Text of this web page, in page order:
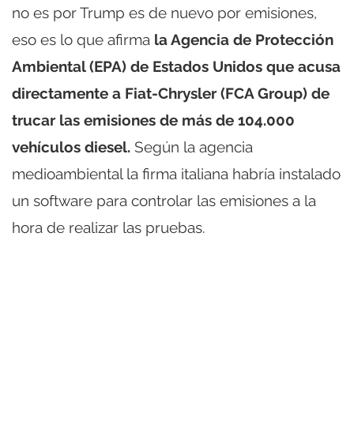
no es por Trump es de nuevo por emisiones,
eso es lo que afirma la Agencia de Protección
Ambiental (EPA) de Estados Unidos que acusa
directamente a Fiat-Chrysler (FCA Group) de
trucar las emisiones de más de 104.000
vehículos diesel. Según la agencia
medioambiental la firma italiana habría instalado
un software para controlar las emisiones a la
hora de realizar las pruebas.